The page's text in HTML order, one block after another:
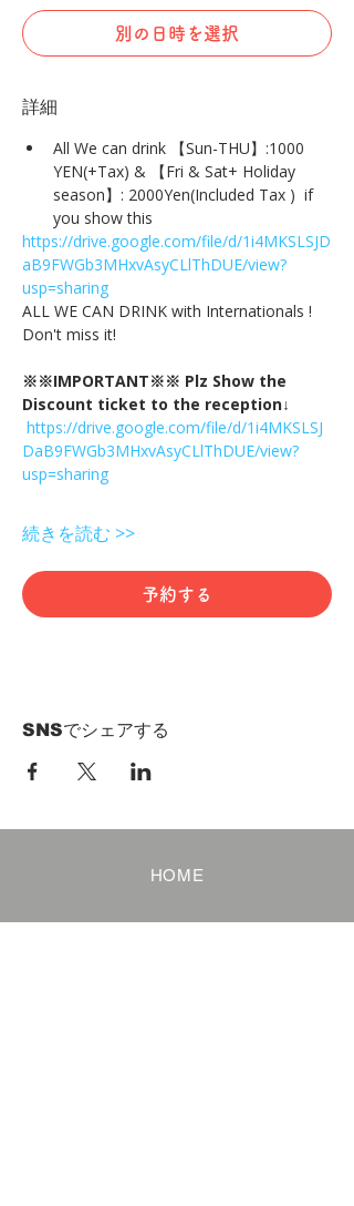
別の日時を選択
詳細
All We can drink 【Sun-THU】:1000
YEN(+Tax) & 【Fri & Sat+ Holiday
season】: 2000Yen(Included Tax )  if
you show this
https://drive.google.com/file/d/1i4MKSLSJD
aB9FWGb3MHxvAsyCLlThDUE/view?
usp=sharing
ALL WE CAN DRINK with Internationals !
Don't miss it!
※※IMPORTANT※※ Plz Show the
Discount ticket to the reception↓
https://drive.google.com/file/d/1i4MKSLSJ
DaB9FWGb3MHxvAsyCLlThDUE/view?
usp=sharing
続きを読む >>
予約する
SNSでシェアする
HOME